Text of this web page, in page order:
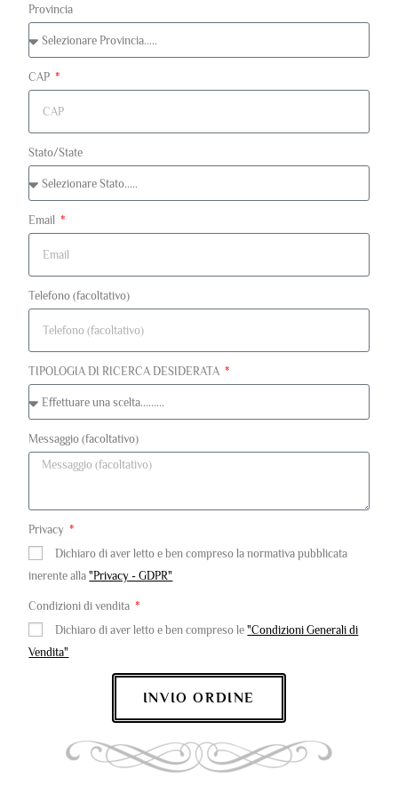
Provincia
CAP
Stato/State
Email
Telefono (facoltativo)
TIPOLOGIA DI RICERCA DESIDERATA
Messaggio (facoltativo)
Privacy
Dichiaro di aver letto e ben compreso la normativa pubblicata
inerente alla"Privacy - GDPR"
Condizioni di vendita
Dichiaro di aver letto e ben compreso le"Condizioni Generali di
Vendita"
INVIO ORDINE